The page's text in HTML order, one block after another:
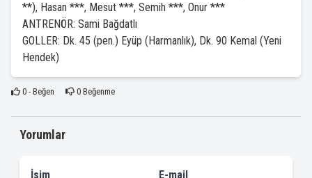
**), Hasan ***, Mesut ***, Semih ***, Onur ***
ANTRENÖR: Sami Bağdatlı
GOLLER: Dk. 45 (pen.) Eyüp (Harmanlık), Dk. 90 Kemal (Yeni
Hendek)
0- Beğen 0Beğenme
Yorumlar
İsim E-mail